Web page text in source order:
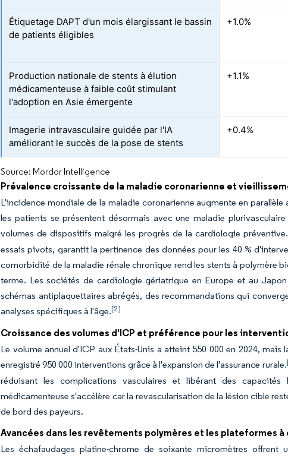
Étiquetage DAPT d'un mois élargissant le bassin
de patients éligibles
+1.0%
Production nationale de stents à élution
médicamenteuse à faible coût stimulant
l'adoption en Asie émergente
+1.1%
Imagerie intravasculaire guidée par l'IA
améliorant le succès de la pose de stents
+0.4%
Source: Mordor Intelligence
Prévalence croissante de la maladie coronarienne et
L'incidence mondiale de la maladie coronarienne augmente en
les patients se présentent désormais avec une maladie
volumes de dispositifs malgré les progrès de la cardiologie préventive.
essais pivots, garantit la pertinence des données pour les 40 %
comorbidité de la maladie rénale chronique rend les stents à polymère
terme. Les sociétés de cardiologie gériatrique en Europe et au
schémas antiplaquettaires abrégés, des recommandations qui
analyses spécifiques à l'âge.[2]
Croissance des volumes d'ICP et préférence pour les
Le volume annuel d'ICP aux États-Unis a atteint 550 000 en 2024,
enregistré 950 000 interventions grâce à l'expansion de l'assurance rurale.
réduisant les complications vasculaires et libérant des
médicamenteuse s'accélère car la revascularisation de la lésion cible
de bord des payeurs.
Avancées dans les revêtements polymères et les plateformes
Les échafaudages platine-chrome de soixante micromètres